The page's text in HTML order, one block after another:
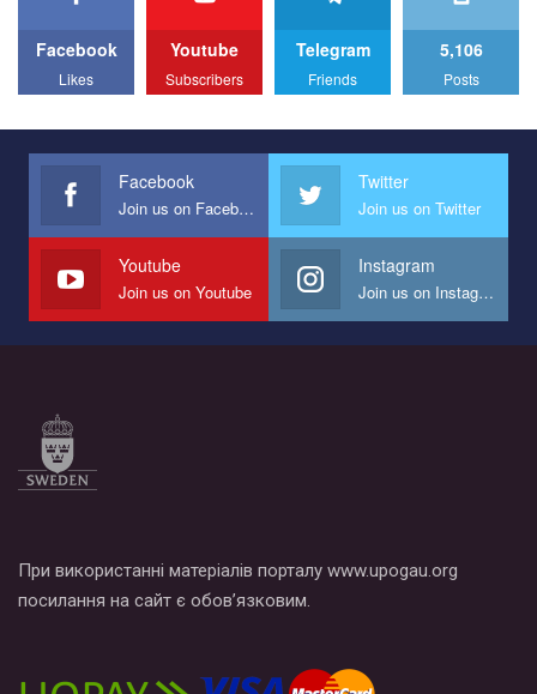
прапором по місту.
Facebook
Likes
Youtube
Subscribers
Telegram
Friends
5,106
Posts
Facebook
Join us on Facebook
Twitter
Join us on Twitter
Youtube
Join us on Youtube
Instagram
Join us on Instagram
При використанні матеріалів порталу www.upogau.org
посилання на сайт є обов’язковим.